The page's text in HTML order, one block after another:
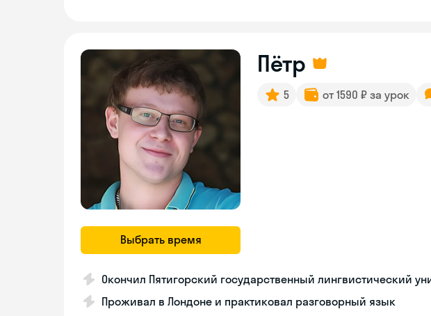
Выбрать время
Пётр
5 от 1590 ₽ за урок
Окончил Пятигорский государственный лингвистический
Проживал в Лондоне и практиковал разговорный язык